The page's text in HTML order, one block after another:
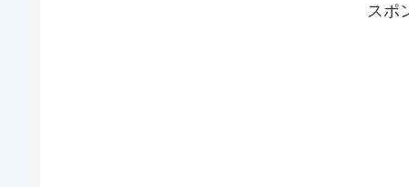
スポ